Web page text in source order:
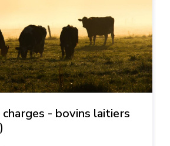
- bovins laitiers